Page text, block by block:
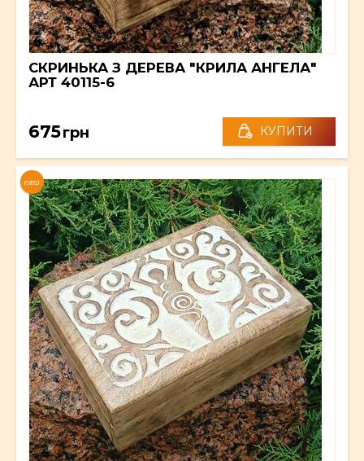
СКРИНЬКА З ДЕРЕВА "КРИЛА АНГЕЛА"
АРТ 40115-6
675грн КУПИТИ
NEW